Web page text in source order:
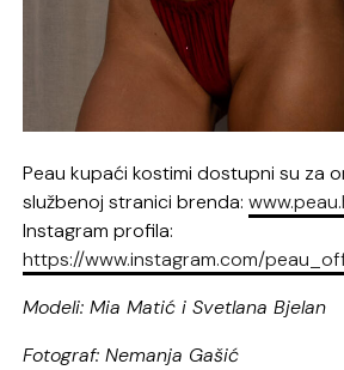
Peau kupaći kostimi dostupni su za
službenoj stranici brenda:
Instagram profila:
https://www.instagram.com/
Modeli: Mia Matić i Svetlana Bjelan
Fotograf: Nemanja Gašić